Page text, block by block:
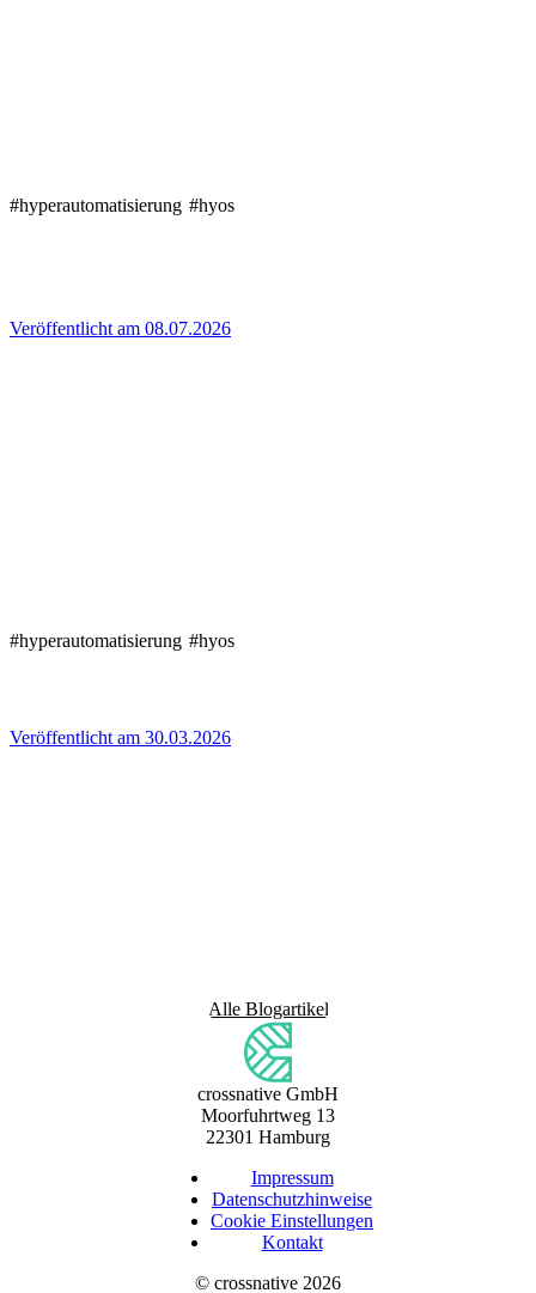
#hyperautomatisierung #hyos
Veröffentlicht am 08.07.2026
#hyperautomatisierung #hyos
Veröffentlicht am 30.03.2026
Alle Blogartikel
crossnative GmbH
Moorfuhrtweg 13
22301 Hamburg
Impressum
Datenschutzhinweise
Cookie Einstellungen
Kontakt
© crossnative 2026